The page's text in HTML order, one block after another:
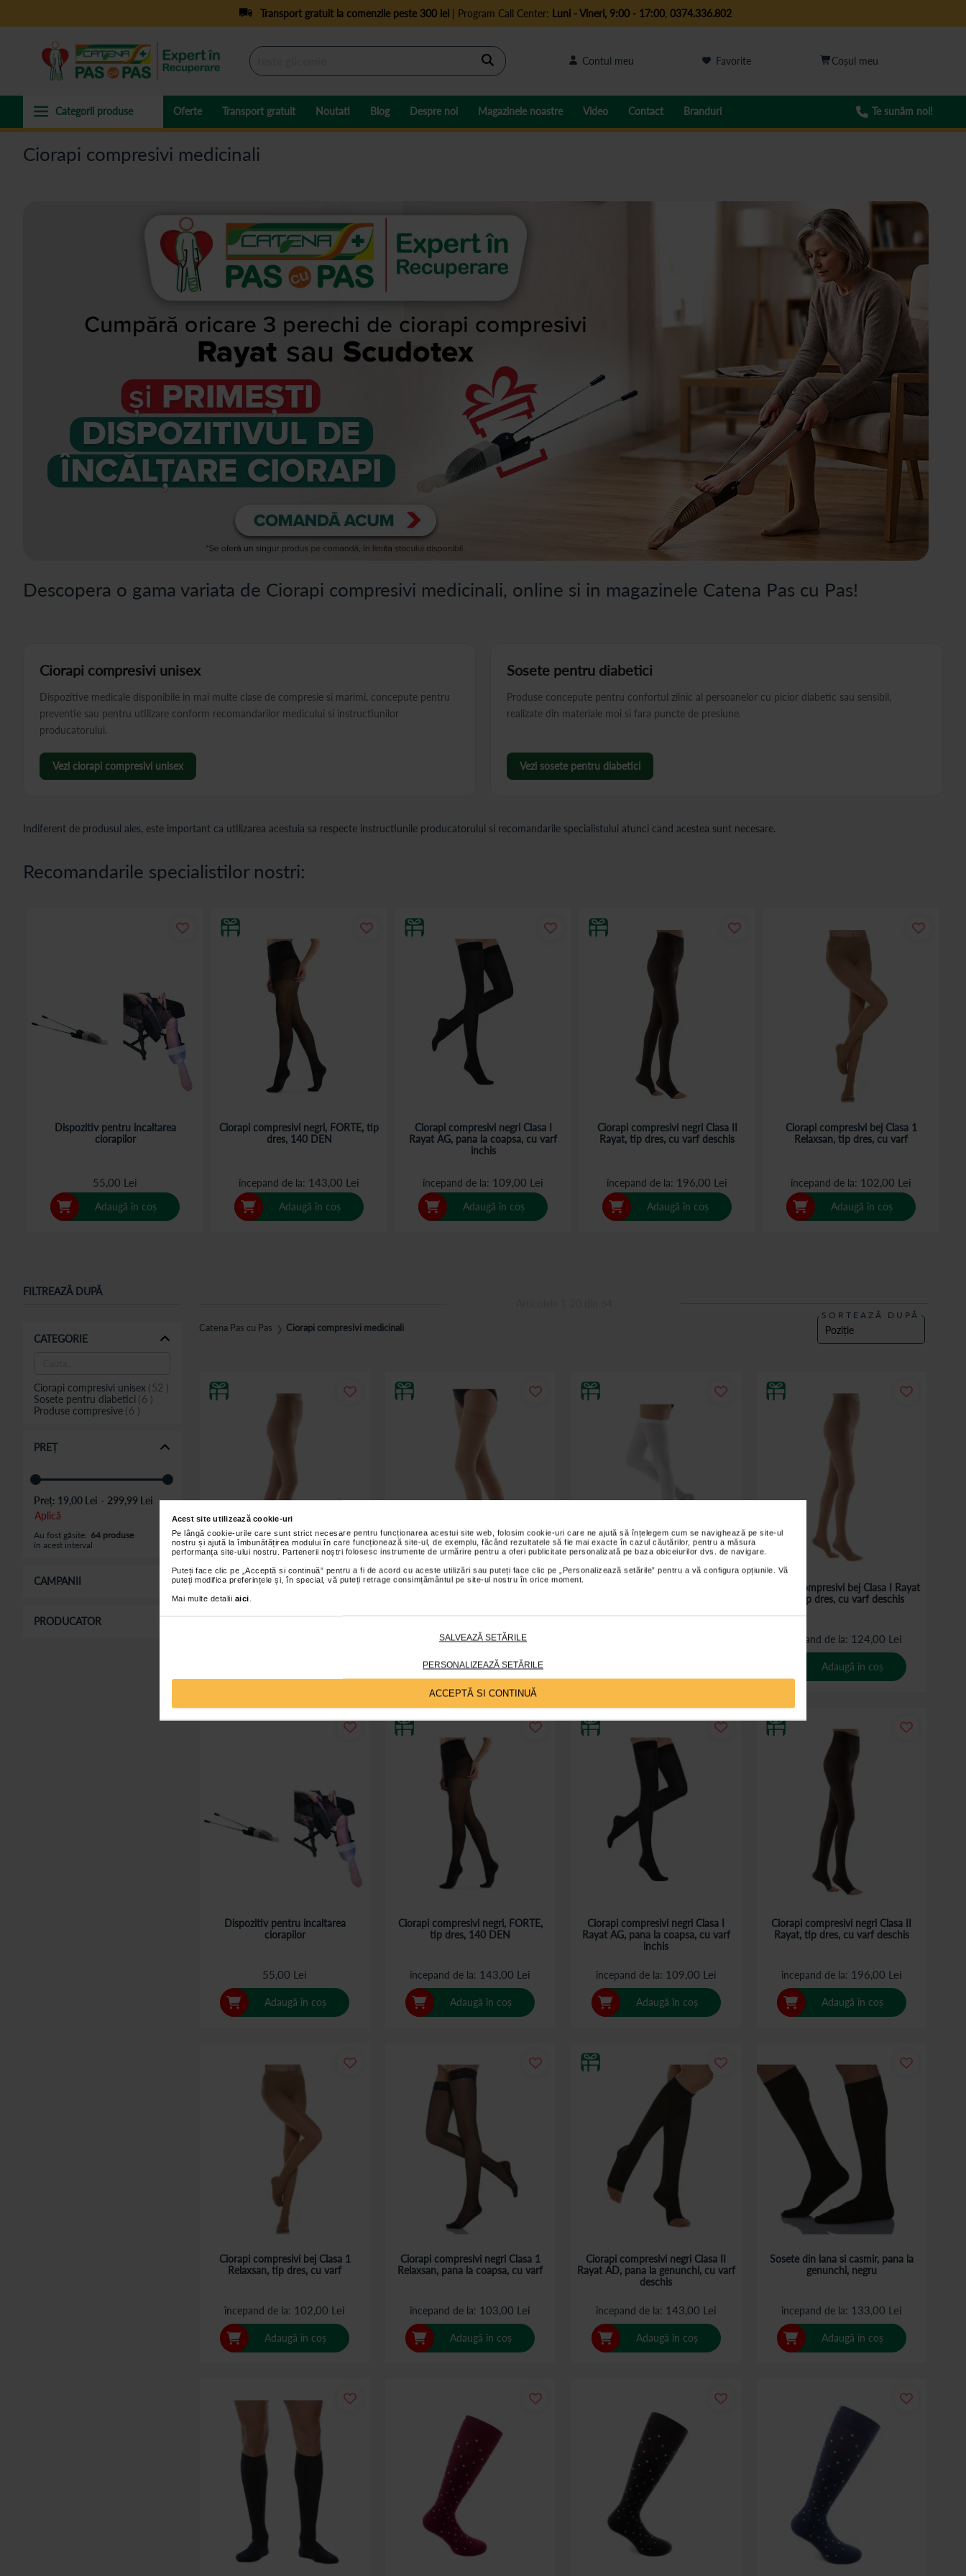
Acest site utilizează cookie-uri
Pe lângă cookie-urile care sunt strict necesare pentru funcționarea acestui site web, folosim cookie-uri care ne ajută să înțelegem cum se navighează pe site-ul
nostru și ajută la îmbunătățirea modului în care funcționează site-ul, de exemplu, făcând rezultatele să fie mai exacte în cazul căutărilor, pentru a măsura
performanța site-ului nostru. Partenerii noștri folosesc instrumente de urmărire pentru a oferi publicitate personalizată pe baza obiceiurilor dvs. de navigare.
Puteți face clic pe „Acceptă si continuă” pentru a fi de acord cu aceste utilizări sau puteți face clic pe „Personalizează setările” pentru a vă configura opțiunile. Vă
puteți modifica preferințele și, în special, vă puteți retrage consimțământul pe site-ul nostru în orice moment.
Mai multe detalii aici
SALVEAZĂ SETĂRILE
PERSONALIZEAZĂ SETĂRILE
ACCEPTĂ SI CONTINUĂ
Transport gratuit la comenzile peste 300 lei| Program Call Center: Luni - Vineri, 9:00 - 17:00, 0374.336.802
Cautare Contul meu Favorite
Oferte Transport gratuit Noutati Blog Despre noi Magazinele noastre Video Contact Branduri Te sunăm noi!
Ciorapi compresivi medicinali
Descopera o gama variata de Ciorapi compresivi medicinali, online si in magazinele Catena Pas cu Pas!
Ciorapi compresivi unisex
Dispozitive medicale disponibile in mai multe clase de compresie si marimi, concepute pentru
preventie sau pentru utilizare conform recomandarilor medicului si instructiunilor
producatorului.
Vezi ciorapi compresivi unisex
Sosete pentru diabetici
Produse concepute pentru confortul zilnic al persoanelor cu picior diabetic sau sensibil,
realizate din materiale moi si fara puncte de presiune.
Vezi sosete pentru diabetici
Indiferent de produsul ales, este important ca utilizarea acestuia sa respecte instructiunile producatorului si recomandarile specialistului atunci cand acestea sunt necesare.
Recomandarile specialistilor nostri:
Dispozitiv pentru incaltarea
ciorapilor
55,00 Lei
Adaugă în coș
Ciorapi compresivi negri, FORTE, tip
dres, 140 DEN
începand de la 143,00 Lei
Adaugă în coș
Ciorapi compresivi negri Clasa I
Rayat AG, pana la coapsa, cu varf
inchis
începand de la 109,00 Lei
Adaugă în coș
Ciorapi compresivi negri Clasa II
Rayat, tip dres, cu varf deschis
începand de la 196,00 Lei
Adaugă în coș
Ciorapi compresivi bej Clasa 1
Relaxsan, tip dres, cu varf
începand de la 102,00 Lei
Adaugă în coș
Catena Pas cu Pas ❯ Ciorapi compresivi medicinali
SORTEAZĂ DUPĂ
Ciorapi compresivi bej Clasa II
Rayat, tip dres, cu varf deschis
Ciorapi compresivi clasa I Rayat AG
începand de la 109,00 Lei
Adaugă în coș
Ciorapi compresivi bej Clasa I Rayat
AM, tip dres, cu varf deschis
începand de la 124,00 Lei
Adaugă în coș
Dispozitiv pentru incaltarea
ciorapilor
55,00 Lei
Adaugă în coș
Ciorapi compresivi negri, FORTE,
tip dres, 140 DEN
începand de la 143,00 Lei
Adaugă în coș
Ciorapi compresivi negri Clasa I
Rayat AG, pana la coapsa, cu varf
inchis
începand de la 109,00 Lei
Adaugă în coș
Ciorapi compresivi negri Clasa II
Rayat, tip dres, cu varf deschis
începand de la 196,00 Lei
Adaugă în coș
Ciorapi compresivi bej Clasa 1
Relaxsan, tip dres, cu varf
începand de la 102,00 Lei
Adaugă în coș
Ciorapi compresivi negri Clasa 1
Relaxsan, pana la coapsa, cu varf
începand de la 103,00 Lei
Adaugă în coș
Ciorapi compresivi negri Clasa II
Rayat AD, pana la genunchi, cu varf
deschis
începand de la 143,00 Lei
Adaugă în coș
Sosete din lana si casmir, pana la
genunchi, negru
începand de la 133,00 Lei
Adaugă în coș
FILTREAZĂ DUPĂ
CATEGORIE
Ciorapi compresivi unisex
52
Sosete pentru diabetici 6
Produse compresive 6
PREȚ
Preț: 19,00 Lei - 299,99 Lei
Aplică
Au fost găsite: 64 produse
în acest interval
CAMPANII
PRODUCATOR